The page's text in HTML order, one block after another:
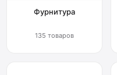
Фурнитура
135 товаров